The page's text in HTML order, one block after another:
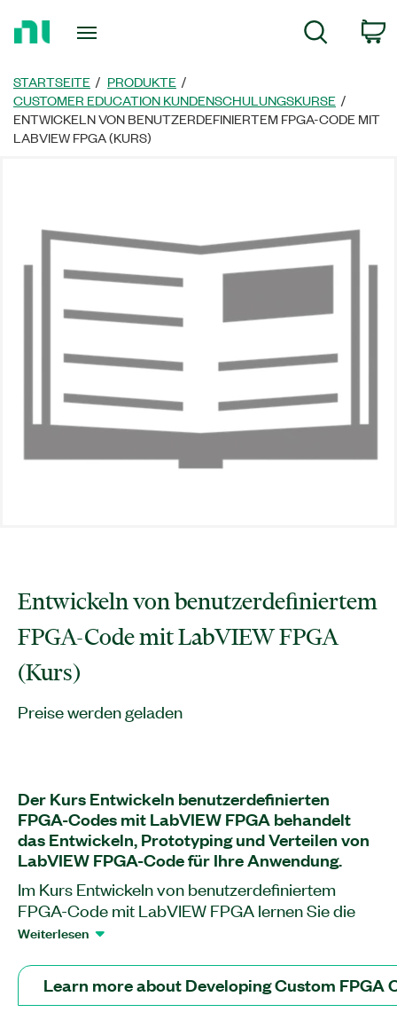
zur
Suche
STARTSEITE
PRODUKTE
CUSTOMER EDUCATION KUNDENSCHULUNGSKURSE
ENTWICKELN VON BENUTZERDEFINIERTEM FPGA-CODE MIT
LABVIEW FPGA (KURS)
Entwickeln von benutzerdefiniertem
FPGA-Code mit LabVIEW FPGA
(Kurs)
Preise werden geladen
Der Kurs Entwickeln benutzerdefinierten
FPGA-Codes mit LabVIEW FPGA behandelt
das Entwickeln, Prototyping und Verteilen von
LabVIEW FPGA-Code für Ihre Anwendung.
Im Kurs Entwickeln von benutzerdefiniertem
FPGA-Code mit LabVIEW FPGA lernen Sie die
Funktionsweise des LabVIEW FPGA Modules und
erlernen und erzeugen Sie analoge und digitale
Signale, steuern das Timing und implementieren
Weiterlesen
Learn more about Developing Custom FPGA